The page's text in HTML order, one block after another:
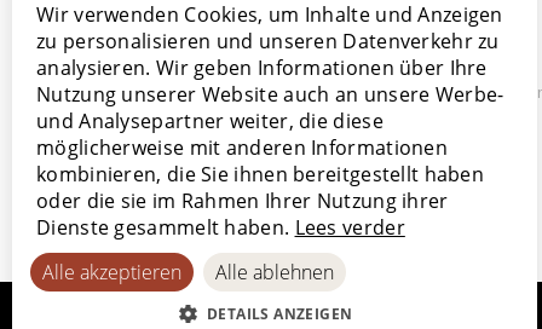
2026
Lamett
Datenschutzerklärung
Cookie-
Richtlinie
ENGLISH
FRENCH
SPANISH
Wir verwenden Cookies, um Inhalte und Anzeigen
zu personalisieren und unseren Datenverkehr zu
analysieren. Wir geben Informationen über Ihre
Nutzung unserer Website auch an unsere Werbe-
und Analysepartner weiter, die diese
möglicherweise mit anderen Informationen
kombinieren, die Sie ihnen bereitgestellt haben
oder die sie im Rahmen Ihrer Nutzung ihrer
Dienste gesammelt haben. Lees verder
Alle akzeptieren
Alle ablehnen
DETAILS ANZEIGEN